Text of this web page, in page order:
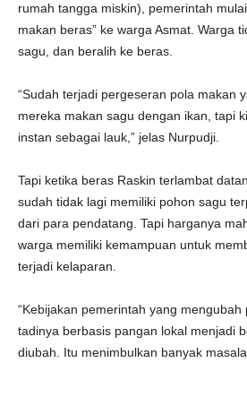
rumah tangga miskin), pemerintah
makan beras” ke warga Asmat. Warga
sagu, dan beralih ke beras.
“Sudah terjadi pergeseran pola makan
mereka makan sagu dengan ikan, tapi
instan sebagai lauk,” jelas Nurpudji.
Tapi ketika beras Raskin terlambat
sudah tidak lagi memiliki pohon sagu
dari para pendatang. Tapi harganya
warga memiliki kemampuan untuk
terjadi kelaparan.
“Kebijakan pemerintah yang mengubah
tadinya berbasis pangan lokal menjadi
diubah. Itu menimbulkan banyak